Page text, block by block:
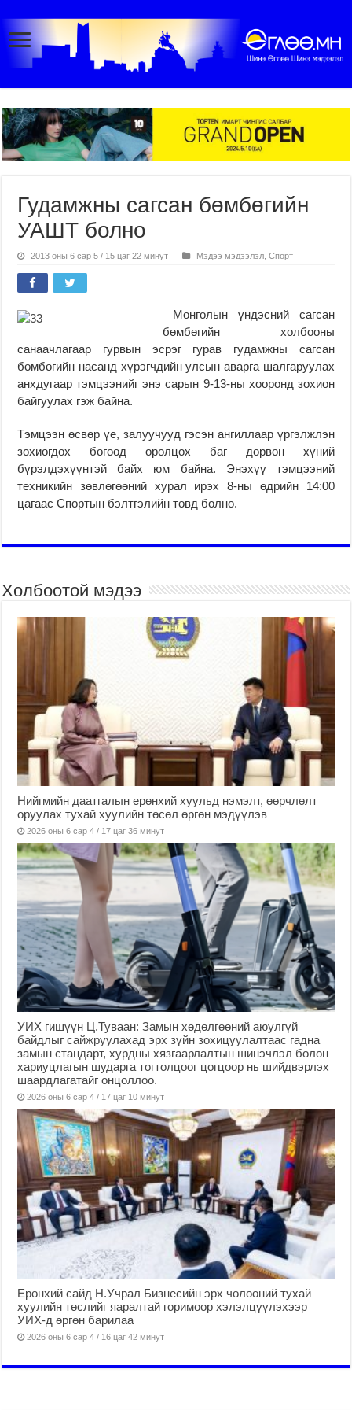
Гудамжны сагсан бөмбөгийн
УАШТ болно
2013 оны 6 сар 5 / 15 цаг 22 минут Мэдээ мэдээлэл ,Спорт
Монголын үндэсний сагсан
бөмбөгийн холбооны
санаачлагаар гурвын эсрэг гурав гудамжны сагсан
бөмбөгийн насанд хүрэгчдийн улсын аварга шалгаруулах
анхдугаар тэмцээнийг энэ сарын 9-13-ны хооронд зохион
байгуулах гэж байна.
Тэмцээн өсвөр үе, залуучууд гэсэн ангиллаар үргэлжлэн
зохиогдох бөгөөд оролцох баг дөрвөн хүний
бүрэлдэхүүнтэй байх юм байна. Энэхүү тэмцээний
техникийн зөвлөгөөний хурал ирэх 8-ны өдрийн 14:00
цагаас Спортын бэлтгэлийн төвд болно.
Холбоотой мэдээ
Нийгмийн даатгалын ерөнхий хуульд нэмэлт, өөрчлөлт
оруулах тухай хуулийн төсөл өргөн мэдүүлэв
2026 оны 6 сар 4 / 17 цаг 36 минут
УИХ гишүүн Ц.Туваан: Замын хөдөлгөөний аюулгүй
байдлыг сайжруулахад эрх зүйн зохицуулалтаас гадна
замын стандарт, хурдны хязгаарлалтын шинэчлэл болон
хариуцлагын шударга тогтолцоог цогцоор нь шийдвэрлэх
шаардлагатайг онцоллоо.
2026 оны 6 сар 4 / 17 цаг 10 минут
Ерөнхий сайд Н.Учрал Бизнесийн эрх чөлөөний тухай
хуулийн төслийг яаралтай горимоор хэлэлцүүлэхээр
УИХ-д өргөн барилаа
2026 оны 6 сар 4 / 16 цаг 42 минут